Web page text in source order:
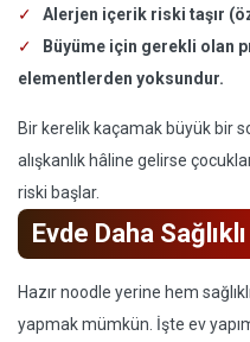
Alerjen içerik riski taşır
Büyüme için gerekli olan
elementlerden yoksundur.
Bir kerelik kaçamak büyük bir
alışkanlık hâline gelirse
riski başlar.
Evde Daha
Hazır noodle yerine hem
yapmak mümkün. İşte ev